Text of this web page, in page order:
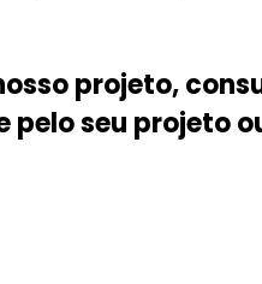
projeto,
pelo seu projeto